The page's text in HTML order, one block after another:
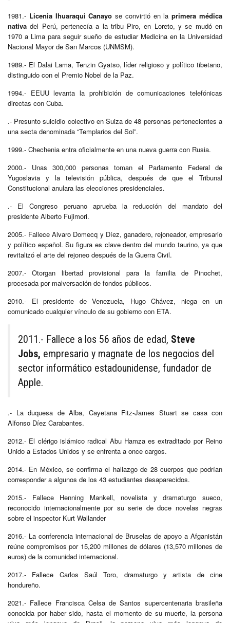
1981.- Licenia Ihuaraqui Canayo se convirtió en laprimera médica
nativa del Perú, pertenecía a la tribu Piro, en Loreto, y se mudó en
1970 a Lima para seguir sueño de estudiar Medicina en la Universidad
Nacional Mayor de San Marcos (UNMSM).
1989.- El Dalai Lama, Tenzin Gyatso, líder religioso y político tibetano,
distinguido con el Premio Nobel de la Paz.
1994.- EEUU levanta la prohibición de comunicaciones telefónicas
directas con Cuba.
.- Presunto suicidio colectivo en Suiza de 48 personas pertenecientes a
una secta denominada “Templarios del Sol”.
1999.- Chechenia entra oficialmente en una nueva guerra con Rusia.
2000.- Unas 300,000 personas toman el Parlamento Federal de
Yugoslavia y la televisión pública, después de que el Tribunal
Constitucional anulara las elecciones presidenciales.
.- El Congreso peruano aprueba la reducción del mandato del
presidente Alberto Fujimori.
2005.- Fallece Alvaro Domecq y Díez, ganadero, rejoneador, empresario
y político español. Su figura es clave dentro del mundo taurino, ya que
revitalizó el arte del rejoneo después de la Guerra Civil.​
2007.- Otorgan libertad provisional para la familia de Pinochet,
procesada por malversación de fondos públicos.
2010.- El presidente de Venezuela, Hugo Chávez, niega en un
comunicado cualquier vínculo de su gobierno con ETA.
2011.- Fallece a los 56 años de edad, Steve
Jobs, empresario y magnate de los negocios del
sector informático estadounidense, fundador de
Apple.
.- La duquesa de Alba, Cayetana Fitz-James Stuart se casa con
Alfonso Díez Carabantes.
2012.- El clérigo islámico radical Abu Hamza es extraditado por Reino
Unido a Estados Unidos y se enfrenta a once cargos.
2014.- En México, se confirma el hallazgo de 28 cuerpos que podrían
corresponder a algunos de los 43 estudiantes desaparecidos.
2015.- Fallece Henning Mankell, novelista y dramaturgo sueco,
reconocido internacionalmente por su serie de doce novelas negras
sobre el inspector Kurt Wallander
2016.- La conferencia internacional de Bruselas de apoyo a Afganistán
reúne compromisos por 15,200 millones de dólares (13,570 millones de
euros) de la comunidad internacional.
2017.- Fallece Carlos Saúl Toro, dramaturgo y artista de cine
hondureño.
2021.- Fallece Francisca Celsa de Santos supercentenaria brasileña
conocida por haber sido, hasta el momento de su muerte, la persona